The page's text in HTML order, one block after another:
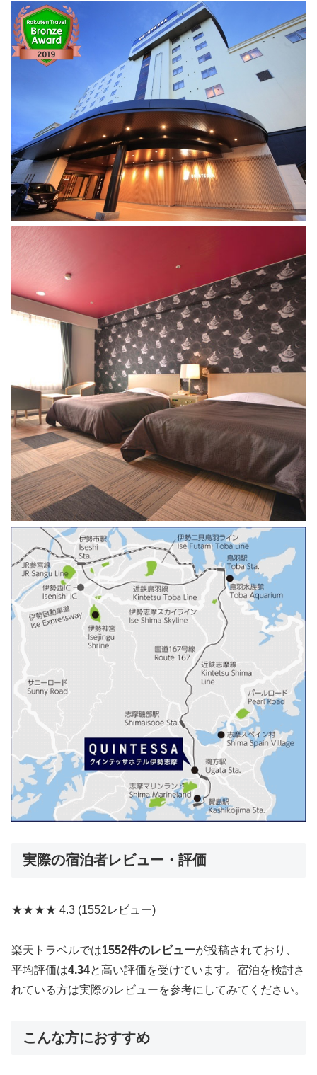
実際の宿泊者レビュー・評価
★★★★ 4.3 (1552レビュー)
楽天トラベルでは1552件のレビューが投稿されており、
平均評価は4.34と高い評価を受けています。宿泊を検討さ
れている方は実際のレビューを参考にしてみてください。
こんな方におすすめ